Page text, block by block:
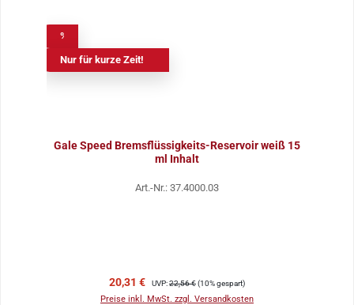
Nur für kurze Zeit!
Gale Speed Bremsflüssigkeits-Reservoir weiß 15
ml Inhalt
Art.-Nr.: 37.4000.03
Verkaufspreis:
20,31 € Regulärer Preis:
UVP:22,56 €(10% gespart)
Preise inkl. MwSt. zzgl. Versandkosten